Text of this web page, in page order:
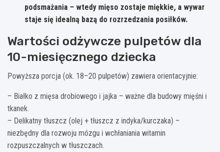
podsmażania – wtedy mięso zostaje miękkie, a wywar
staje się idealną bazą do rozrzedzania posiłków.
Wartości odżywcze pulpetów dla
10-miesięcznego dziecka
Powyższa porcja (ok. 18–20 pulpetów) zawiera orientacyjnie:
– Białko z mięsa drobiowego i jajka – ważne dla budowy mięśni i
tkanek.
– Delikatny tłuszcz (olej + tłuszcz z indyka/kurczaka) –
niezbędny dla rozwoju mózgu i wchłaniania witamin
rozpuszczalnych w tłuszczach.